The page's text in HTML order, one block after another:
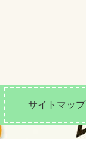
サイトマップ